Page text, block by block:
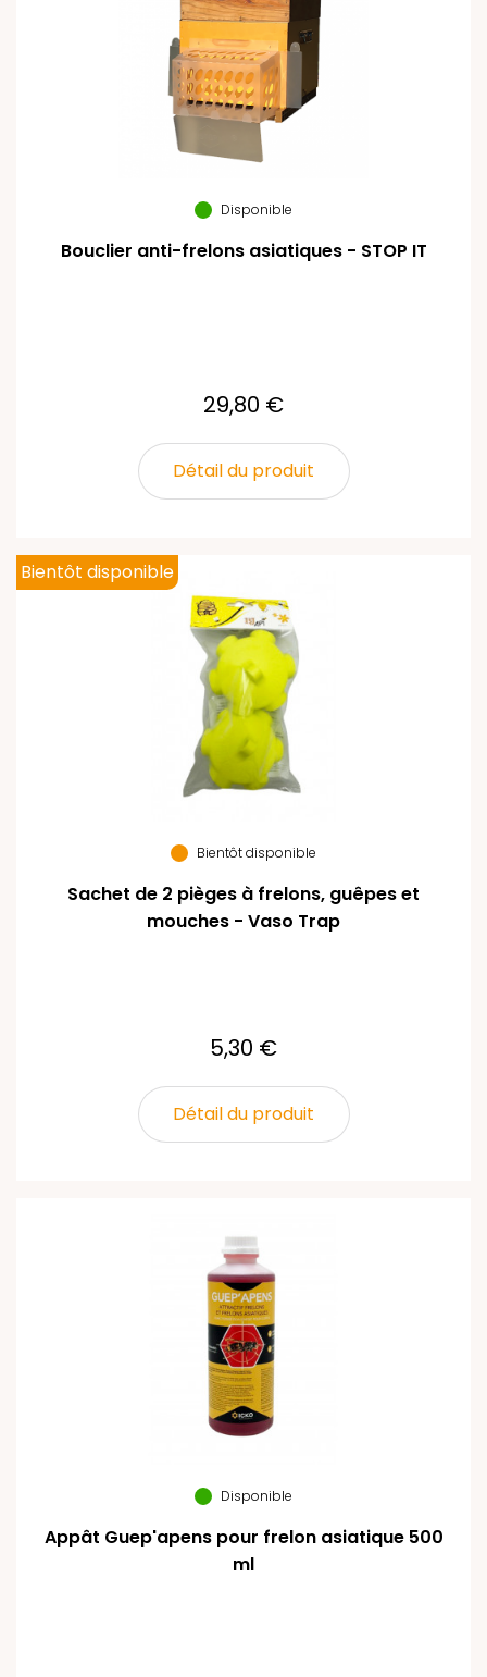
Disponible
Bouclier anti-frelons asiatiques - STOP IT
29,80 €
Détail du produit
Bientôt disponible
Sachet de 2 pièges à frelons, guêpes et
mouches - Vaso Trap
5,30 €
Détail du produit
Bientôt disponible
Disponible
Appât Guep'apens pour frelon asiatique 500
ml